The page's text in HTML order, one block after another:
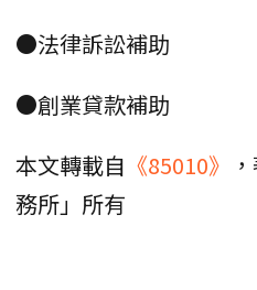
●法律訴訟補助
●創業貸款補助
本文轉載自 《85010》
務所」所有